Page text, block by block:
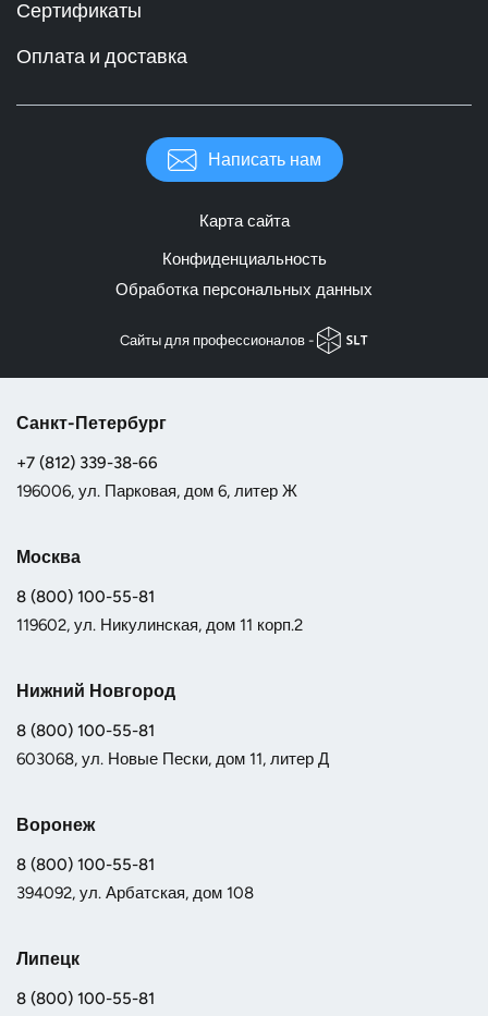
Сертификаты
Оплата и доставка
Написать нам
Карта сайта
Конфиденциальность
Обработка персональных данных
Cайты для профессионалов -
Санкт-Петербург
+7 (812) 339-38-66
196006, ул. Парковая, дом 6, литер Ж
Москва
8 (800) 100-55-81
119602, ул. Никулинская, дом 11 корп.2
Нижний Новгород
8 (800) 100-55-81
603068, ул. Новые Пески, дом 11, литер Д
Воронеж
8 (800) 100-55-81
394092, ул. Арбатская, дом 108
Липецк
8 (800) 100-55-81